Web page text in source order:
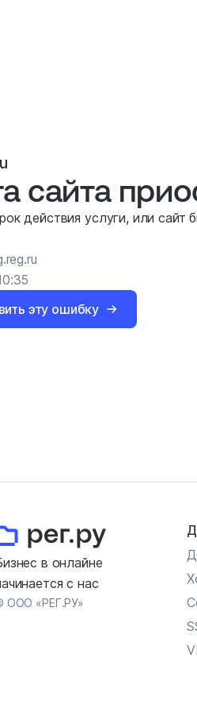
сайта
действия услуги, или сайт
эту ошибку
в онлайне
с нас
ООО «РЕГ.РУ»